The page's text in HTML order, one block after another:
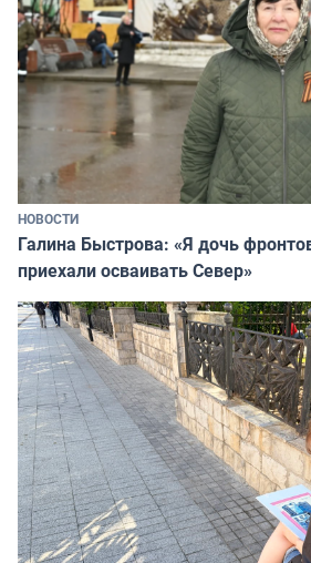
НОВОСТИ
Галина Быстрова: «Я дочь
приехали осваивать Север»